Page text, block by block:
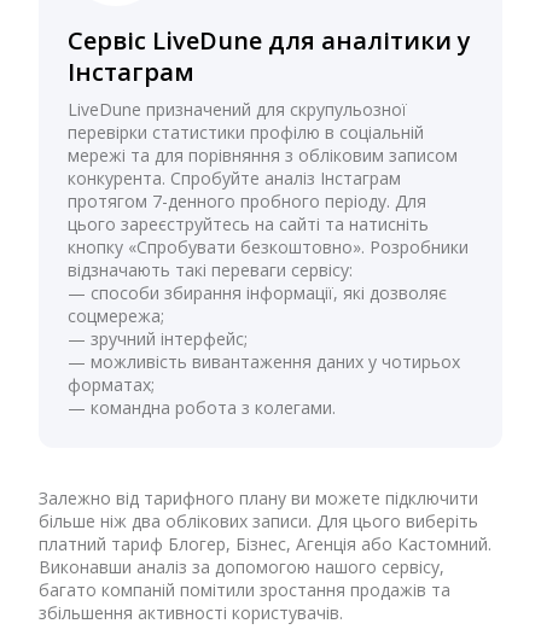
Сервіс LiveDune для аналітики у
Інстаграм
LiveDune призначений для скрупульозної
перевірки статистики профілю в соціальній
мережі та для порівняння з обліковим записом
конкурента. Спробуйте аналіз Інстаграм
протягом 7-денного пробного періоду. Для
цього зареєструйтесь на сайті та натисніть
кнопку «Спробувати безкоштовно». Розробники
відзначають такі переваги сервісу:
— способи збирання інформації, які дозволяє
соцмережа;
— зручний інтерфейс;
— можливість вивантаження даних у чотирьох
форматах;
— командна робота з колегами.
Залежно від тарифного плану ви можете підключити
більше ніж два облікових записи. Для цього виберіть
платний тариф Блогер, Бізнес, Агенція або Кастомний.
Виконавши аналіз за допомогою нашого сервісу,
багато компаній помітили зростання продажів та
збільшення активності користувачів.